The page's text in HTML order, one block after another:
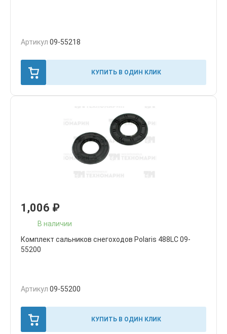
Артикул 09-55218
КУПИТЬ В ОДИН КЛИК
1,006 ₽
В наличии
Комплект сальников снегоходов Polaris 488LC 09-
55200
Артикул 09-55200
КУПИТЬ В ОДИН КЛИК